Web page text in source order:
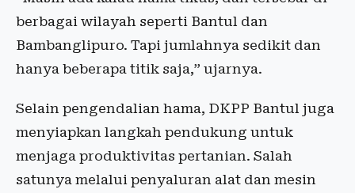
berbagai wilayah seperti Bantul dan
Bambanglipuro. Tapi jumlahnya sedikit dan
hanya beberapa titik saja,” ujarnya.
Selain pengendalian hama, DKPP Bantul juga
menyiapkan langkah pendukung untuk
menjaga produktivitas pertanian. Salah
satunya melalui penyaluran alat dan mesin